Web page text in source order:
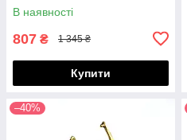
В наявності
807 ₴ 1 345 ₴
Купити
–40%